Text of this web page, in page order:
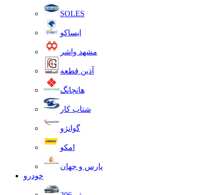
SOLES
ایساکو
مشهد واشر
آذین قطعه
هانچانگ
شتاب کار
گوانژو
امکو
پارس و جهان
خودرو